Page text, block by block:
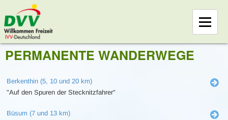
PERMANENTE WANDERWEGE
Berkenthin (5, 10 und 20 km)
"Auf den Spuren der Stecknitzfahrer"
Büsum (7 und 13 km)